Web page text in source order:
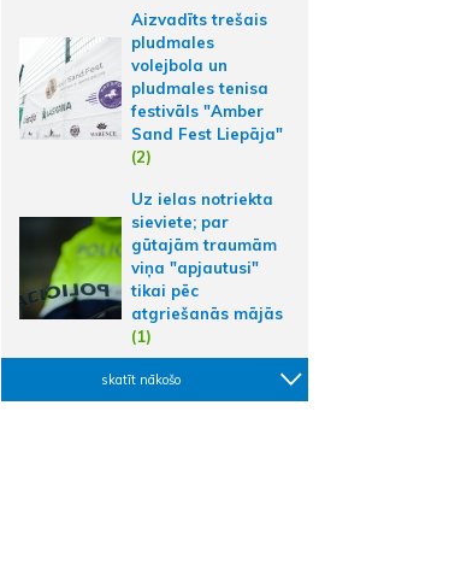
Aizvadīts trešais
pludmales
volejbola un
pludmales tenisa
festivāls "Amber
Sand Fest Liepāja"
(2)
Uz ielas notriekta
sieviete; par
gūtajām traumām
viņa "apjautusi"
tikai pēc
atgriešanās mājās
(1)
skatīt nākošo